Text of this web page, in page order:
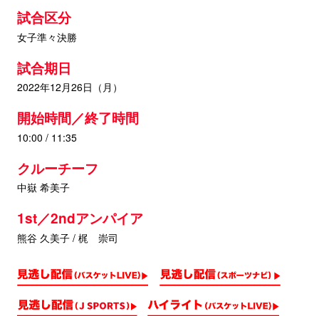
試合区分
女子準々決勝
試合期日
2022年12月26日（月）
開始時間／終了時間
10:00 / 11:35
クルーチーフ
中嶽 希美子
1st／2ndアンパイア
熊谷 久美子 / 梶 崇司